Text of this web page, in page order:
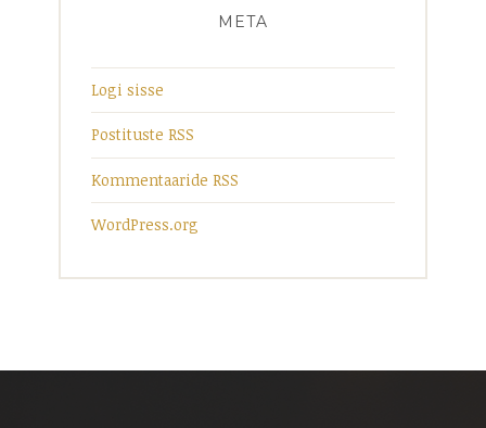
META
Logi sisse
Postituste RSS
Kommentaaride RSS
WordPress.org